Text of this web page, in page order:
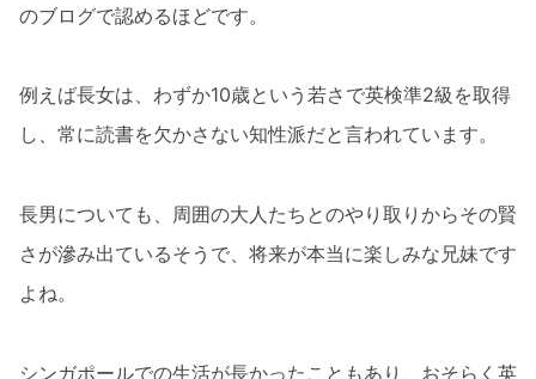
のブログで認めるほどです。
例えば長女は、わずか10歳という若さで英検準2級を取得
し、常に読書を欠かさない知性派だと言われています。
長男についても、周囲の大人たちとのやり取りからその賢
さが滲み出ているそうで、将来が本当に楽しみな兄妹です
よね。
シンガポールでの生活が長かったこともあり、おそらく英